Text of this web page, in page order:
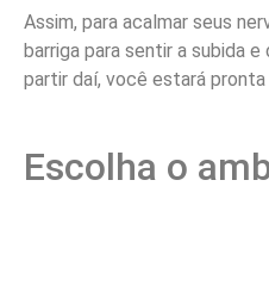
Assim, para acalmar seus
barriga para sentir a subida
partir daí, você estará pronta
Escolha o